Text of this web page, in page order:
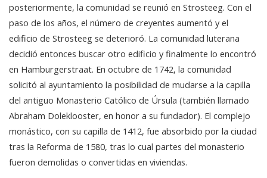
posteriormente, la comunidad se reunió en Strosteeg. Con el
paso de los años, el número de creyentes aumentó y el
edificio de Strosteeg se deterioró. La comunidad luterana
decidió entonces buscar otro edificio y finalmente lo encontró
en Hamburgerstraat. En octubre de 1742, la comunidad
solicitó al ayuntamiento la posibilidad de mudarse a la capilla
del antiguo Monasterio Católico de Úrsula (también llamado
Abraham Doleklooster, en honor a su fundador). El complejo
monástico, con su capilla de 1412, fue absorbido por la ciudad
tras la Reforma de 1580, tras lo cual partes del monasterio
fueron demolidas o convertidas en viviendas.